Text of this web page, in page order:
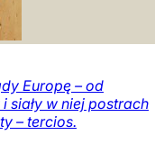
Europę – od
siały w niej postrach
– tercios.